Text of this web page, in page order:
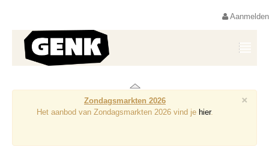
Aanmelden
×
Zondagsmarkten 2026
Het aanbod van Zondagsmarkten 2026 vind je hier.